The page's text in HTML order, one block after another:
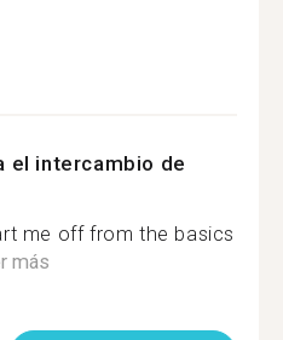
el intercambio de
me off from the basics
más